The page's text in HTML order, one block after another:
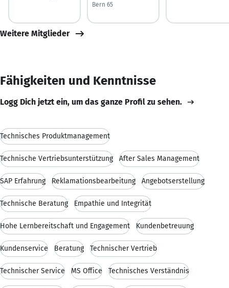
Bern 65
Weitere Mitglieder
Fähigkeiten und Kenntnisse
Logg Dich jetzt ein, um das ganze Profil zu sehen.
Technisches Produktmanagement
Technische Vertriebsunterstützung After Sales Management
SAP Erfahrung Reklamationsbearbeitung Angebotserstellung
Technische Beratung Empathie und Integrität
Hohe Lernbereitschaft und Engagement Kundenbetreuung
Kundenservice Beratung Technischer Vertrieb
Technischer Service MS Office Technisches Verständnis